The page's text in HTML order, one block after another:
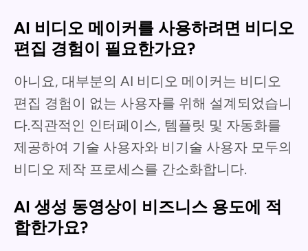
AI 비디오 메이커를 사용하려면 비디오
편집 경험이 필요한가요?
아니요, 대부분의 AI 비디오 메이커는 비디오
편집 경험이 없는 사용자를 위해 설계되었습니
다.직관적인 인터페이스, 템플릿 및 자동화를
제공하여 기술 사용자와 비기술 사용자 모두의
비디오 제작 프로세스를 간소화합니다.
AI 생성 동영상이 비즈니스 용도에 적
합한가요?